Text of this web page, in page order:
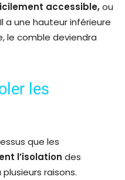
accessible,ou
a une hauteur inférieure
le comble deviendra
les
que les
l’isolation des
raisons.